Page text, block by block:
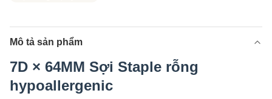
Mô tả sản phẩm
7D × 64MM Sợi Staple rỗng
hypoallergenic